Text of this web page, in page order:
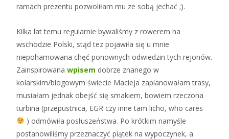
ramach prezentu pozwoliłam mu ze sobą jechać ;).
Kilka lat temu regularnie bywaliśmy z rowerem na
wschodzie Polski, stąd tez pojawiła się u mnie
niepohamowana chęć ponownych odwiedzin tych rejonów.
Zainspirowana wpisem dobrze znanego w
kolarskim/blogowym świecie Macieja zaplanowałam trasy,
musiałam jednak obejść się smakiem, bowiem rzeczona
turbina (przepustnica, EGR czy inne tam licho, who cares
) odmówiła posłuszeństwa. Po krótkim namyśle
postanowiliśmy przeznaczyć piątek na wypoczynek, a